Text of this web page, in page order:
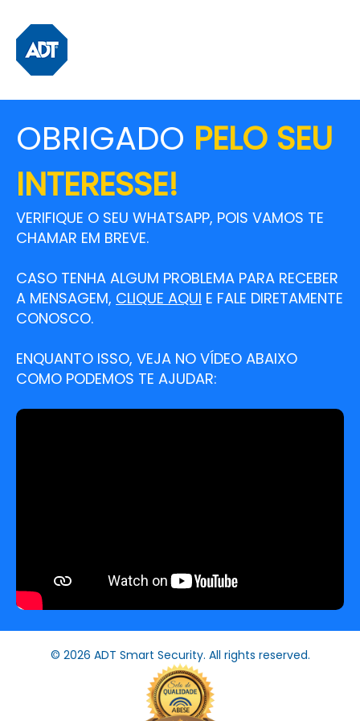
OBRIGADO PELO SEU
INTERESSE!
VERIFIQUE O SEU WHATSAPP, POIS VAMOS TE
CHAMAR EM BREVE.
CASO TENHA ALGUM PROBLEMA PARA RECEBER
A MENSAGEM, CLIQUE AQUI E FALE DIRETAMENTE
CONOSCO.
ENQUANTO ISSO, VEJA NO VÍDEO ABAIXO
COMO PODEMOS TE AJUDAR:
© 2026 ADT Smart Security. All rights reserved.